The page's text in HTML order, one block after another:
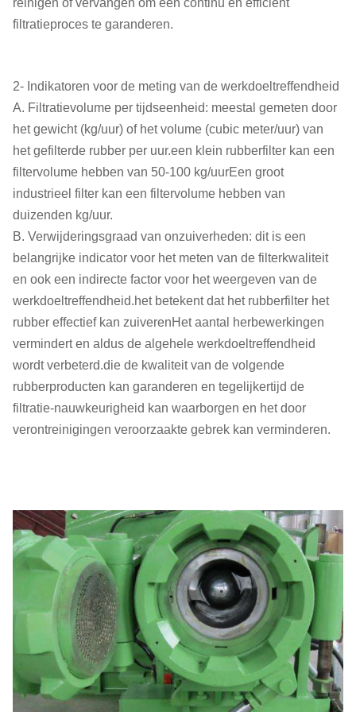
reinigen of vervangen om een continu en efficiënt
filtratieproces te garanderen.
2- Indikatoren voor de meting van de werkdoeltreffendheid
A. Filtratievolume per tijdseenheid: meestal gemeten door
het gewicht (kg/uur) of het volume (cubic meter/uur) van
het gefilterde rubber per uur.een klein rubberfilter kan een
filtervolume hebben van 50-100 kg/uurEen groot
industrieel filter kan een filtervolume hebben van
duizenden kg/uur.
B. Verwijderingsgraad van onzuiverheden: dit is een
belangrijke indicator voor het meten van de filterkwaliteit
en ook een indirecte factor voor het weergeven van de
werkdoeltreffendheid.het betekent dat het rubberfilter het
rubber effectief kan zuiverenHet aantal herbewerkingen
vermindert en aldus de algehele werkdoeltreffendheid
wordt verbeterd.die de kwaliteit van de volgende
rubberproducten kan garanderen en tegelijkertijd de
filtratie-nauwkeurigheid kan waarborgen en het door
verontreinigingen veroorzaakte gebrek kan verminderen.